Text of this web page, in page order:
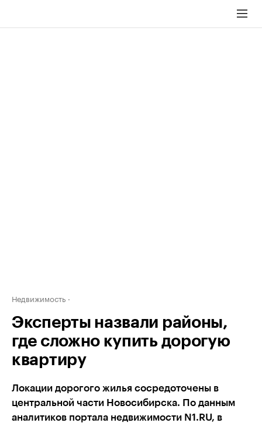
Недвижимость
Эксперты назвали районы,
где сложно купить дорогую
квартиру
Локации дорогого жилья сосредоточены в
центральной части Новосибирска. По данным
аналитиков портала недвижимости N1.RU, в